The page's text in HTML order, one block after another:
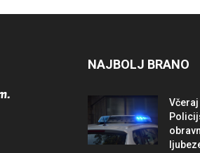
NAJBOLJ BRANO